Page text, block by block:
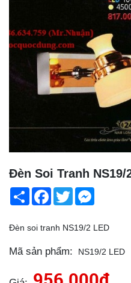
Đèn Soi Tranh NS19/
Share Facebook
Twitter
Đèn soi tranh NS19/2 LED
Mã sản phẩm: NS19/2 LED